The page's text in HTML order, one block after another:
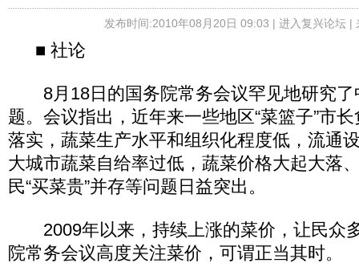
发布时间:2010年08月20日 09:03 | 进入复兴论坛|
■ 社论
8月18日的国务院常务会议罕见地研究了
题。会议指出，近年来一些地区“菜篮子”市
落实，蔬菜生产水平和组织化程度低，流通
大城市蔬菜自给率过低，蔬菜价格大起大落
民“买菜贵”并存等问题日益突出。
2009年以来，持续上涨的菜价，让民众
院常务会议高度关注菜价，可谓正当其时。